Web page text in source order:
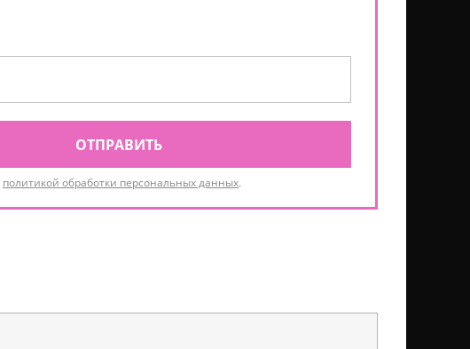
ОТПРАВИТЬ
политикой обработки персональных данных.